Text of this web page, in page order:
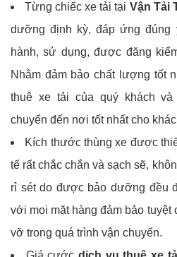
Từng chiếc xe tải tại Vận Tải
dưỡng định kỳ, đáp ứng đúng
hành, sử dụng, được đăng
Nhằm đảm bảo chất lượng tốt
thuê xe tải của quý khách
chuyển đến nơi tốt nhất cho
Kích thước thùng xe được
tế rất chắc chắn và sạch sẽ,
rỉ sét do được bảo dưỡng đều
với mọi mặt hàng đảm bảo tuyệt
vỡ trong quá trình vận chuyển.